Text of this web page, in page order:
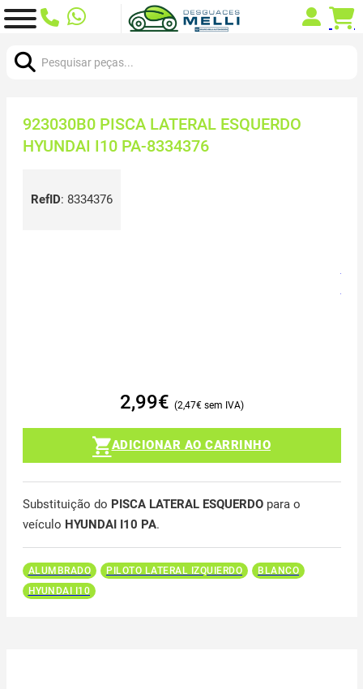
923030B0 PISCA LATERAL ESQUERDO
HYUNDAI I10 PA-8334376
RefID: 8334376
2,99€ 2,47€
ADICIONAR AO CARRINHO
Substituição do PISCA LATERAL ESQUERDOpara o
veículo HYUNDAI I10 PA.
ALUMBRADO PILOTO LATERAL IZQUIERDO
BLANCO
HYUNDAI I10